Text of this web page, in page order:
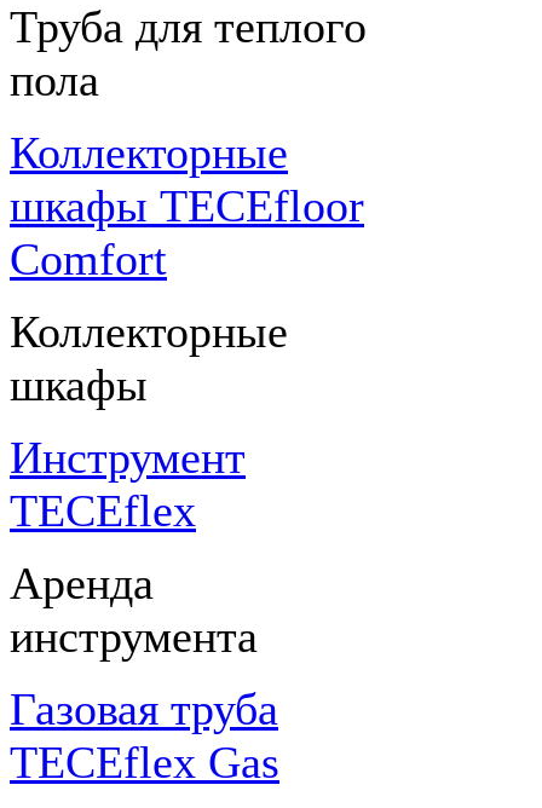
Труба для теплого
пола
Коллекторные
шкафы TECEfloor
Comfort
Коллекторные
шкафы
Инструмент
TECEflex
Аренда
инструмента
Газовая труба
TECEflex Gas